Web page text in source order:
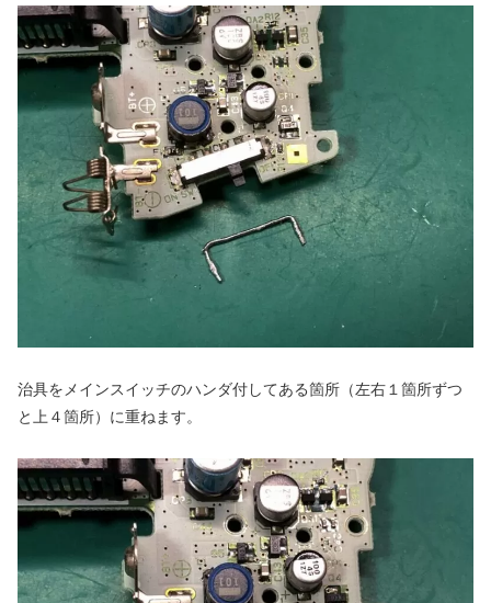
治具をメインスイッチのハンダ付してある箇所（左右１箇所ずつ
と上４箇所）に重ねます。